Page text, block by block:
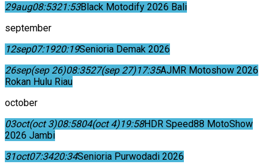
29aug08:5321:53Black Motodify 2026 Bali
september
12sep07:1920:19Senioria Demak 2026
26sep(sep 26)08:3527(sep 27)17:35AJMR Motoshow 2026
Rokan Hulu Riau
october
03oct(oct 3)08:5804(oct 4)19:58HDR Speed88 MotoShow
2026 Jambi
31oct07:3420:34Senioria Purwodadi 2026